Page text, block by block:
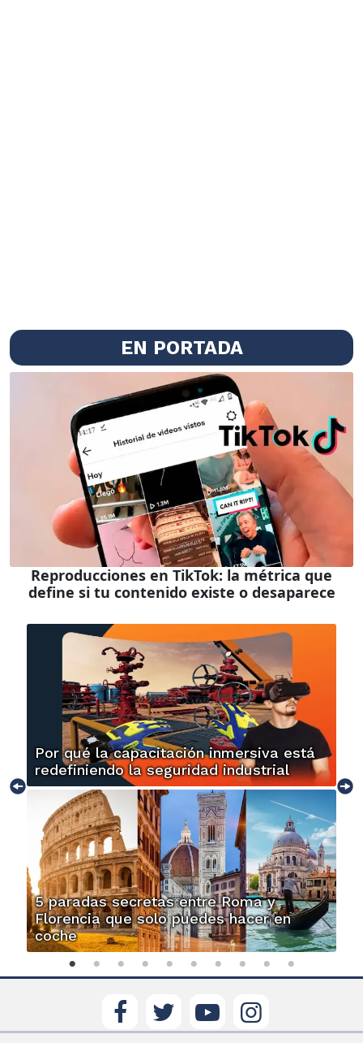
EN PORTADA
Reproducciones en TikTok: la métrica que
define si tu contenido existe o desaparece
Por qué la capacitación inmersiva está
redefiniendo la seguridad industrial
5 paradas secretas entre Roma y
Florencia que solo puedes hacer en
coche